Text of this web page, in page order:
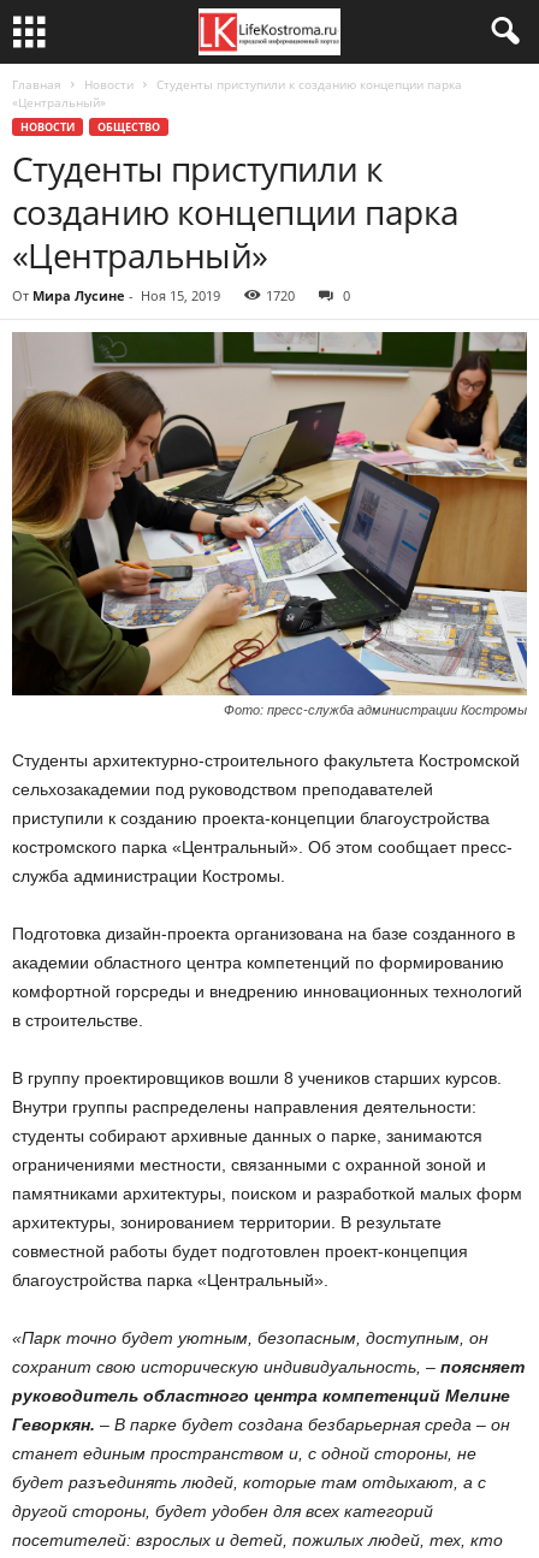
Главная Новости
Студенты приступили к созданию концепции парка
«Центральный»
НОВОСТИ ОБЩЕСТВО
Студенты приступили к
созданию концепции парка
«Центральный»
От Мира Лусине - Ноя 15, 2019 1720 0
Фото: пресс-служба администрации Костромы
Студенты архитектурно-строительного факультета Костромской
сельхозакадемии под руководством преподавателей
приступили к созданию проекта-концепции благоустройства
костромского парка «Центральный». Об этом сообщает пресс-
служба администрации Костромы.
Подготовка дизайн-проекта организована на базе созданного в
академии областного центра компетенций по формированию
комфортной горсреды и внедрению инновационных технологий
в строительстве.
В группу проектировщиков вошли 8 учеников старших курсов.
Внутри группы распределены направления деятельности:
студенты собирают архивные данных о парке, занимаются
ограничениями местности, связанными с охранной зоной и
памятниками архитектуры, поиском и разработкой малых форм
архитектуры, зонированием территории. В результате
совместной работы будет подготовлен проект-концепция
благоустройства парка «Центральный».
«Парк точно будет уютным, безопасным, доступным, он
сохранит свою историческую индивидуальность, – поясняет
руководитель областного центра компетенций Мелине
Геворкян. – В парке будет создана безбарьерная среда – он
станет единым пространством и, с одной стороны, не
будет разъединять людей, которые там отдыхают, а с
другой стороны, будет удобен для всех категорий
посетителей: взрослых и детей, пожилых людей, тех, кто